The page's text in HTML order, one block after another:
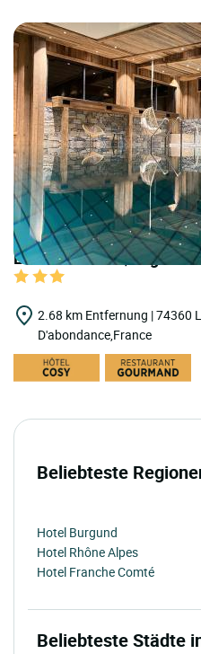
LOGIS HOTELS | Logis
2.68 km Entfernung | 74360
D'abondance,France
Beliebteste
Hotel Burgund
Hotel Rhône Alpes
Hotel Franche Comté
Beliebteste Städte